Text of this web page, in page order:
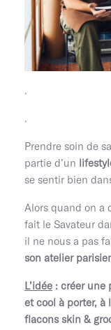
.
.
Prendre soin de
partie d’un
se sentir bien
Alors quand on a
fait le Savateur
il ne nous a pas
son atelier
L’idée : créer une
et cool à porter, à
flacons skin &